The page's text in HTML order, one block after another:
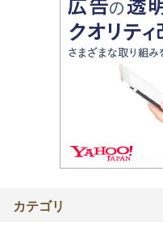
カテゴリ